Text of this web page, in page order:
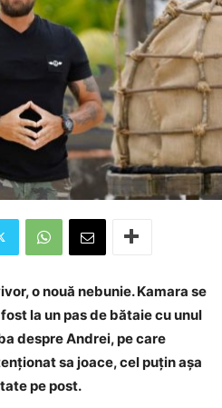
o nouă nebunie. Kamara se
la un pas de bătaie cu unul
despre Andrei, pe care
sa joace, cel puțin așa
pe post.